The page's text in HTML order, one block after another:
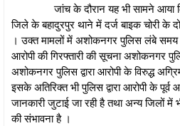
जांच के दौरान यह भी सामने आया कि
जिले के बहादुरपुर थाने में दर्ज बाइक चोरी के
। उक्त मामलों में अशोकनगर पुलिस लंबे समय
आरोपी की गिरफ्तारी की सूचना अशोकनगर
अशोकनगर पुलिस द्वारा आरोपी के विरुद्ध
इसके अतिरिक्त भी पुलिस द्वारा आरोपी के पूर्व
जानकारी जुटाई जा रही है तथा अन्य जिलों में
की संभावना है ।